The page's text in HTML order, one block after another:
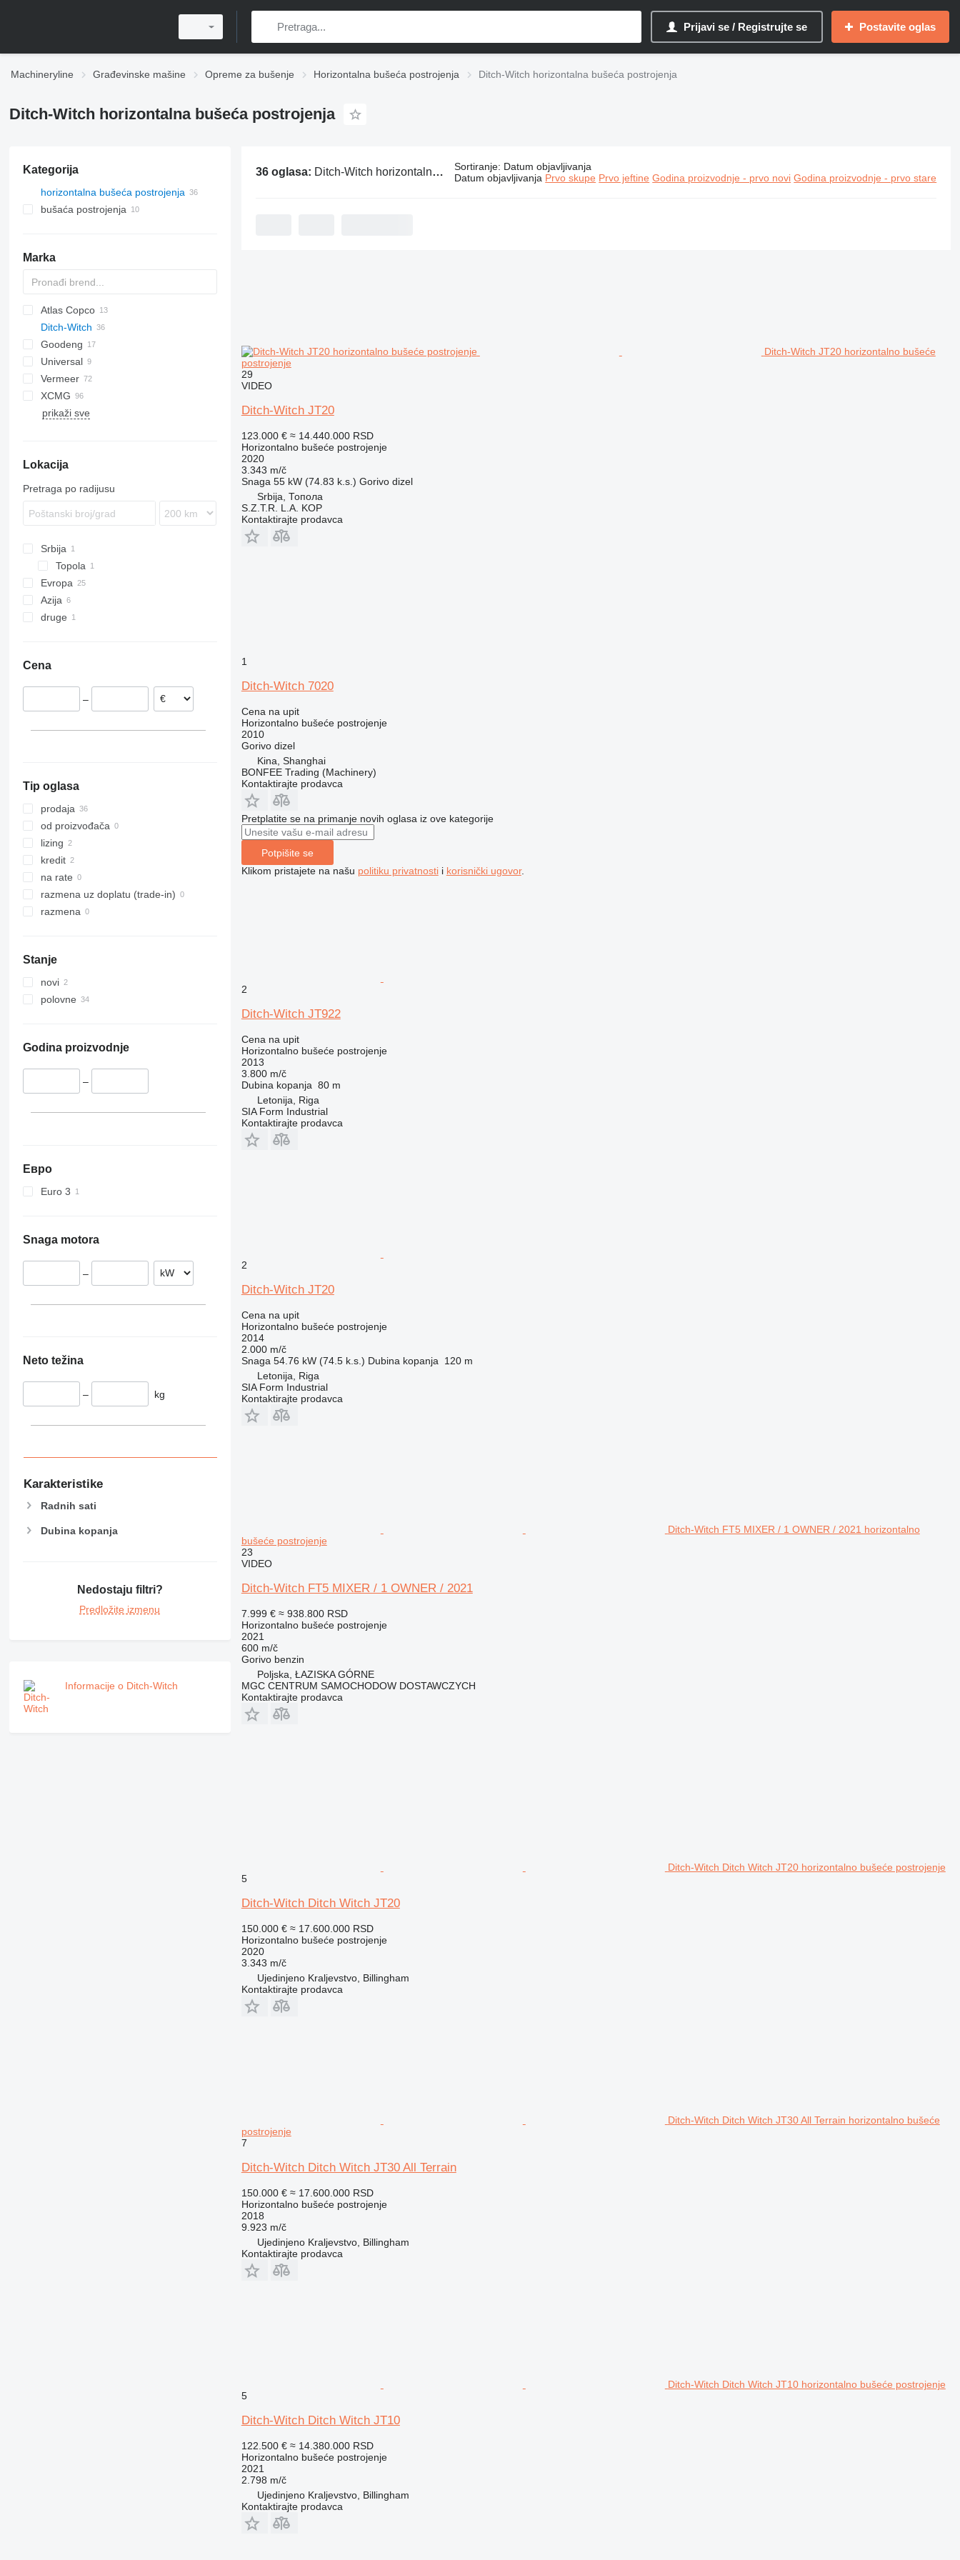
Prijavi se / Registrujte se Postavite oglas
Machineryline Građevinske mašine Opreme za bušenje Horizontalna bušeća postrojenja Ditch-Witch horizontalna bušeća postrojenja
Ditch-Witch horizontalna bušeća postrojenja
Kategorija
horizontalna bušeća postrojenja
bušaća postrojenja
Marka
Atlas Copco
L2C
B-series
Ditch-Witch
JT
JT10
JT20
JT25
JT30
JT4020
Boomer
HCR
Goodeng
Commando
DI
Universal
Vermeer
D-series
S-series
WPS
XCMG
XZ
prikaži sve
Lokacija
Pretraga po radijusu
Srbija
Topola
Evropa
Italija
Litvanija
Nemačka
Azija
Kina
druge
Cena
–
Tip oglasa
prodaja
od proizvođača
lizing
kredit
na rate
razmena uz doplatu (trade-in)
razmena
Stanje
novi
polovne
Godina proizvodnje
–
Евро
Euro 3
Snaga motora
–
Neto težina
– kg
Karakteristike
Radnih sati
Dubina kopanja
Nedostaju filtri?
Predložite izmenu
Informacije o Ditch-Witch
36 oglasa: Ditch-Witch horizontalna bušeća postrojenja Sortiranje: Datum objavljivanja
Datum objavljivanja Prvo skupe Prvo jeftine Godina proizvodnje - prvo novi Godina proizvodnje - prvo stare
Ditch-Witch JT20 horizontalno bušeće
postrojenje
29
VIDEO
Ditch-Witch JT20
123.000 € ≈ 14.440.000 RSD
Horizontalno bušeće postrojenje
2020
3.343 m/č
Snaga 55 kW (74.83 k.s.) Gorivo dizel
Srbija, Топола
S.Z.T.R. L.A. KOP
Kontaktirajte prodavca
1
Ditch-Witch 7020
Cena na upit
Horizontalno bušeće postrojenje
2010
Gorivo dizel
Kina, Shanghai
BONFEE Trading (Machinery)
Kontaktirajte prodavca
Pretplatite se na primanje novih oglasa iz ove kategorije
Potpišite se
Klikom pristajete na našu politiku privatnostii korisnički ugovor.
2
Ditch-Witch JT922
Cena na upit
Horizontalno bušeće postrojenje
2013
3.800 m/č
Dubina kopanja 80 m
Letonija, Riga
SIA Form Industrial
Kontaktirajte prodavca
2
Ditch-Witch JT20
Cena na upit
Horizontalno bušeće postrojenje
2014
2.000 m/č
Snaga 54.76 kW (74.5 k.s.) Dubina kopanja
120 m
Letonija, Riga
SIA Form Industrial
Kontaktirajte prodavca
Ditch-Witch FT5 MIXER / 1 OWNER / 2021 horizontalno
bušeće postrojenje
23
VIDEO
Ditch-Witch FT5 MIXER / 1 OWNER / 2021
7.999 € ≈ 938.800 RSD
Horizontalno bušeće postrojenje
2021
600 m/č
Gorivo benzin
Poljska, ŁAZISKA GÓRNE
MGC CENTRUM SAMOCHODOW DOSTAWCZYCH
Kontaktirajte prodavca
Ditch-Witch Ditch Witch JT20 horizontalno bušeće postrojenje
5
Ditch-Witch Ditch Witch JT20
150.000 € ≈ 17.600.000 RSD
Horizontalno bušeće postrojenje
2020
3.343 m/č
Ujedinjeno Kraljevstvo, Billingham
Kontaktirajte prodavca
Ditch-Witch Ditch Witch JT30 All Terrain horizontalno bušeće
postrojenje
7
Ditch-Witch Ditch Witch JT30 All Terrain
150.000 € ≈ 17.600.000 RSD
Horizontalno bušeće postrojenje
2018
9.923 m/č
Ujedinjeno Kraljevstvo, Billingham
Kontaktirajte prodavca
Ditch-Witch Ditch Witch JT10 horizontalno bušeće postrojenje
5
Ditch-Witch Ditch Witch JT10
122.500 € ≈ 14.380.000 RSD
Horizontalno bušeće postrojenje
2021
2.798 m/č
Ujedinjeno Kraljevstvo, Billingham
Kontaktirajte prodavca